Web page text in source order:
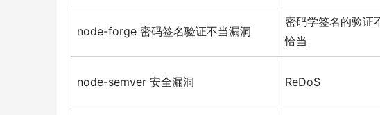
node-forge 密码签名验证不当漏洞
密码学签名的验证
恰当
node-semver 安全漏洞 ReDoS